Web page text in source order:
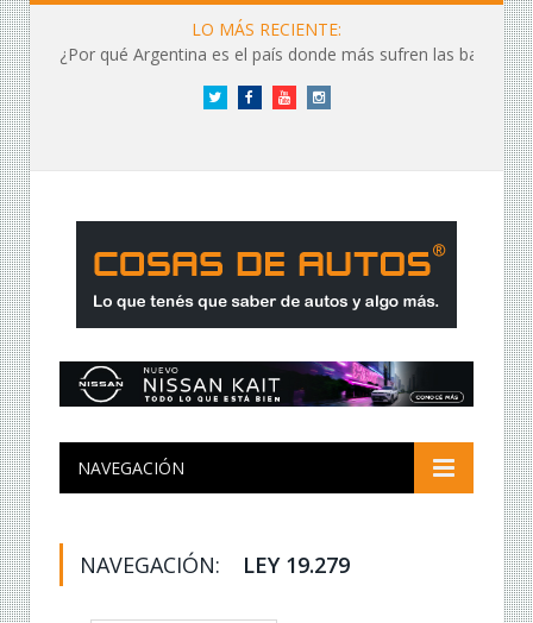
LO MÁS RECIENTE:
¿Por qué Argentina es el país donde más sufren las baterías?
Twitter FacebookYouTubeInstagram
NAVEGACIÓN
NAVEGACIÓN: LEY 19.279